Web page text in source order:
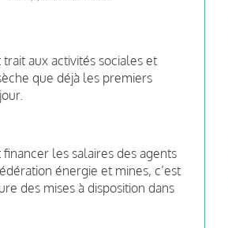
aux activités sociales et
que déjà les premiers
les salaires des agents
énergie et mines, c’est
des mises à disposition dans